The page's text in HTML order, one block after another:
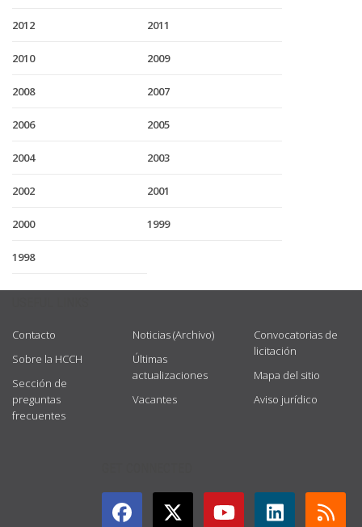
2012 2011
2010 2009
2008 2007
2006 2005
2004 2003
2002 2001
2000 1999
1998
Contacto
Sobre la HCCH
Sección de
preguntas
frecuentes
Noticias (Archivo)
Últimas
actualizaciones
Vacantes
Convocatorias de
licitación
Mapa del sitio
Aviso jurídico